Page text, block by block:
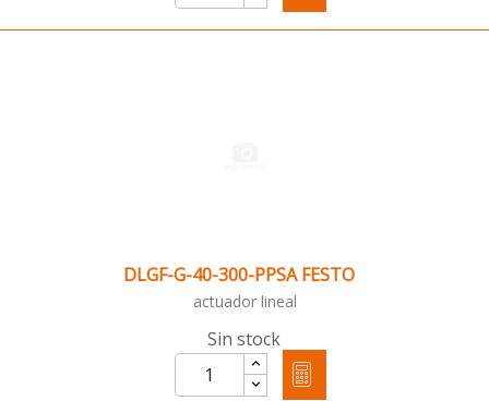
DLGF-G-40-300-PPSA FESTO
actuador lineal
Sin stock